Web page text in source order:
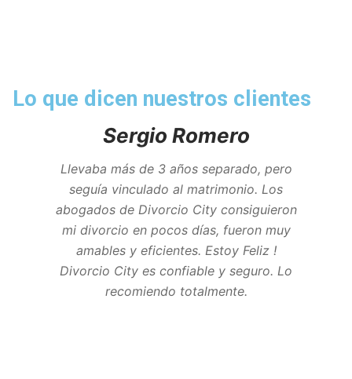
Lo que dicen nuestros clientes
Sergio Romero
Llevaba más de 3 años separado, pero
seguía vinculado al matrimonio. Los
abogados de Divorcio City consiguieron
mi divorcio en pocos días, fueron muy
amables y eficientes. Estoy Feliz !
Divorcio City es confiable y seguro. Lo
recomiendo totalmente.